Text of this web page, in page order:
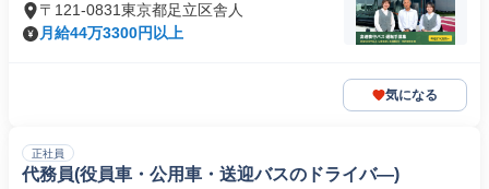
〒121-0831東京都足立区舎人
月給44万3300円以上
気になる
正社員
代務員(役員車・公用車・送迎バスのドライバ―)